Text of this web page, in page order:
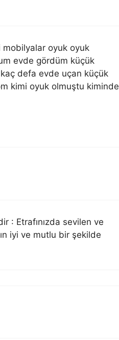
mobilyalar oyuk oyuk
evde gördüm küçük
defa evde uçan küçük
kimi oyuk olmuştu kiminde
: Etrafınızda sevilen ve
iyi ve mutlu bir şekilde